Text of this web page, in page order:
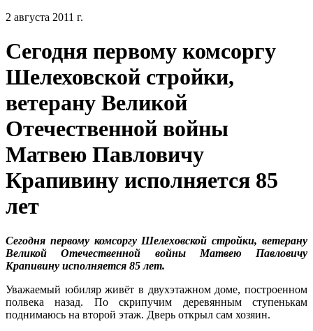
2 августа 2011 г.
Сегодня первому комсоргу
Шелеховской стройки,
ветерану Великой
Отечественной войны
Матвею Павловичу
Крапивину исполняется 85
лет
Сегодня первому комсоргу Шелеховской стройки, ветерану
Великой Отечественной войны Матвею Павловичу
Крапивину исполняется 85 лет.
Уважаемый юбиляр живёт в двухэтажном доме, построенном
полвека назад. По скрипучим деревянным ступенькам
поднимаюсь на второй этаж. Дверь открыл сам хозяин.